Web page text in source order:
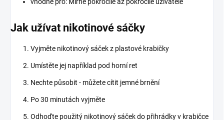
Jak užívat nikotinové sáčky
Vyjměte nikotinový sáček z plastové krabičky
Umístěte jej například pod horní ret
Nechte působit - můžete cítit jemné brnění
Po 30 minutách vyjměte
Odhoďte použitý nikotinový sáček do přihrádky v krabičce